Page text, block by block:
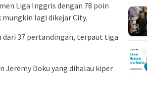
Liga Inggris dengan 78 poin
lagi dikejar City.
dari 37 pertandingan, terpaut tiga
Doku yang dihalau kiper